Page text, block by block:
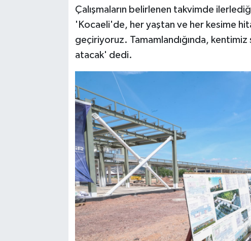
Çalışmaların belirlenen takvimde
'Kocaeli'de, her yaştan ve her kesime
geçiriyoruz. Tamamlandığında, kentimiz
atacak' dedi.